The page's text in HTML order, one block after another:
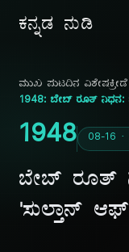
ಕನ್ನಡ ನುಡಿ
ಮುಖ ಪುಟದಿನ ವಿಶೇಷಕ್ರೀಡೆ
1948: ಬೇಬ್ ರೂತ್ ನಿಧನ:
1948 08-16 ·
ಬೇಬ್ ರೂತ್
'ಸುಲ್ತಾನ್